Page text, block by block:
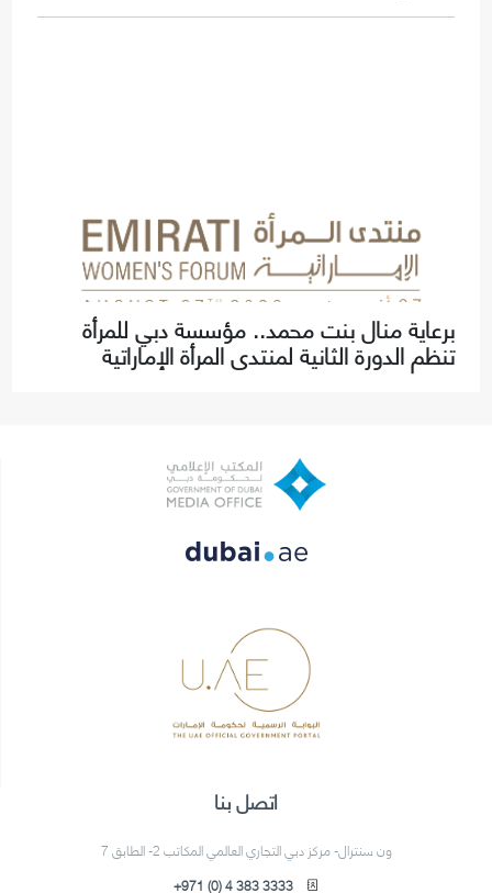
برعاية منال بنت محمد.. مؤسسة دبي للمرأة
تنظم الدورة الثانية لمنتدى المرأة الإماراتية
اتصل بنا
ون سنترال- مركز دبي التجاري العالمي المكاتب 2- الطابق 7
+971 (0) 4 383 3333